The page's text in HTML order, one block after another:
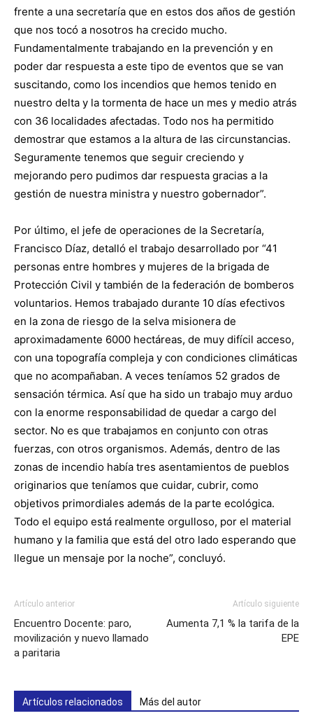
frente a una secretaría que en estos dos años de gestión
que nos tocó a nosotros ha crecido mucho.
Fundamentalmente trabajando en la prevención y en
poder dar respuesta a este tipo de eventos que se van
suscitando, como los incendios que hemos tenido en
nuestro delta y la tormenta de hace un mes y medio atrás
con 36 localidades afectadas. Todo nos ha permitido
demostrar que estamos a la altura de las circunstancias.
Seguramente tenemos que seguir creciendo y
mejorando pero pudimos dar respuesta gracias a la
gestión de nuestra ministra y nuestro gobernador”.
Por último, el jefe de operaciones de la Secretaría,
Francisco Díaz, detalló el trabajo desarrollado por “41
personas entre hombres y mujeres de la brigada de
Protección Civil y también de la federación de bomberos
voluntarios. Hemos trabajado durante 10 días efectivos
en la zona de riesgo de la selva misionera de
aproximadamente 6000 hectáreas, de muy difícil acceso,
con una topografía compleja y con condiciones climáticas
que no acompañaban. A veces teníamos 52 grados de
sensación térmica. Así que ha sido un trabajo muy arduo
con la enorme responsabilidad de quedar a cargo del
sector. No es que trabajamos en conjunto con otras
fuerzas, con otros organismos. Además, dentro de las
zonas de incendio había tres asentamientos de pueblos
originarios que teníamos que cuidar, cubrir, como
objetivos primordiales además de la parte ecológica.
Todo el equipo está realmente orgulloso, por el material
humano y la familia que está del otro lado esperando que
llegue un mensaje por la noche”, concluyó.
Artículo anterior
Encuentro Docente: paro,
movilización y nuevo llamado
a paritaria
Artículo siguiente
Aumenta 7,1 % la tarifa de la
EPE
Artículos relacionados Más del autor